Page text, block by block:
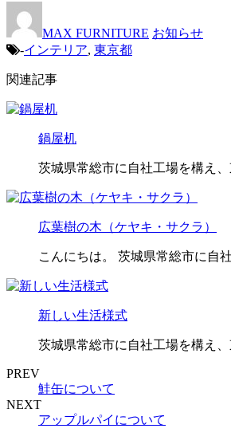
MAX FURNITURE お知らせ
-インテリア, 東京都
関連記事
鍋屋机
茨城県常総市に自社工場を構え
広葉樹の木（ケヤキ・サクラ）
こんにちは。 茨城県常総市に自
新しい生活様式
茨城県常総市に自社工場を構え
PREV
鮭缶について
NEXT
アップルパイについて